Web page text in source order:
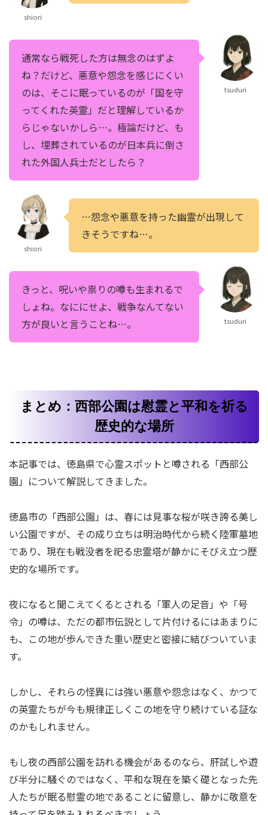
shiori
通常なら戦死した方は無念のはずよ
ね？だけど、悪意や怨念を感じにくい
のは、そこに眠っているのが「国を守
ってくれた英霊」だと理解しているか
らじゃないかしら…。極論だけど、も
し、埋葬されているのが日本兵に倒さ
れた外国人兵士だとしたら？
tsuduri
shiori
…怨念や悪意を持った幽霊が出現して
きそうですね…。
きっと、呪いや祟りの噂も生まれるで
しょね。なににせよ、戦争なんてない
方が良いと言うことね…。
tsuduri
まとめ：西部公園は慰霊と平和を祈る
歴史的な場所
本記事では、徳島県で心霊スポットと噂される「西部公
園」について解説してきました。
徳島市の「西部公園」は、春には見事な桜が咲き誇る美し
い公園ですが、その成り立ちは明治時代から続く陸軍墓地
であり、現在も戦没者を祀る忠霊塔が静かにそびえ立つ歴
史的な場所です。
夜になると聞こえてくるとされる「軍人の足音」や「号
令」の噂は、ただの都市伝説として片付けるにはあまりに
も、この地が歩んできた重い歴史と密接に結びついていま
す。
しかし、それらの怪異には強い悪意や怨念はなく、かつて
の英霊たちが今も規律正しくこの地を守り続けている証な
のかもしれません。
もし夜の西部公園を訪れる機会があるのなら、肝試しや遊
び半分に騒ぐのではなく、平和な現在を築く礎となった先
人たちが眠る慰霊の地であることに留意し、静かに敬意を